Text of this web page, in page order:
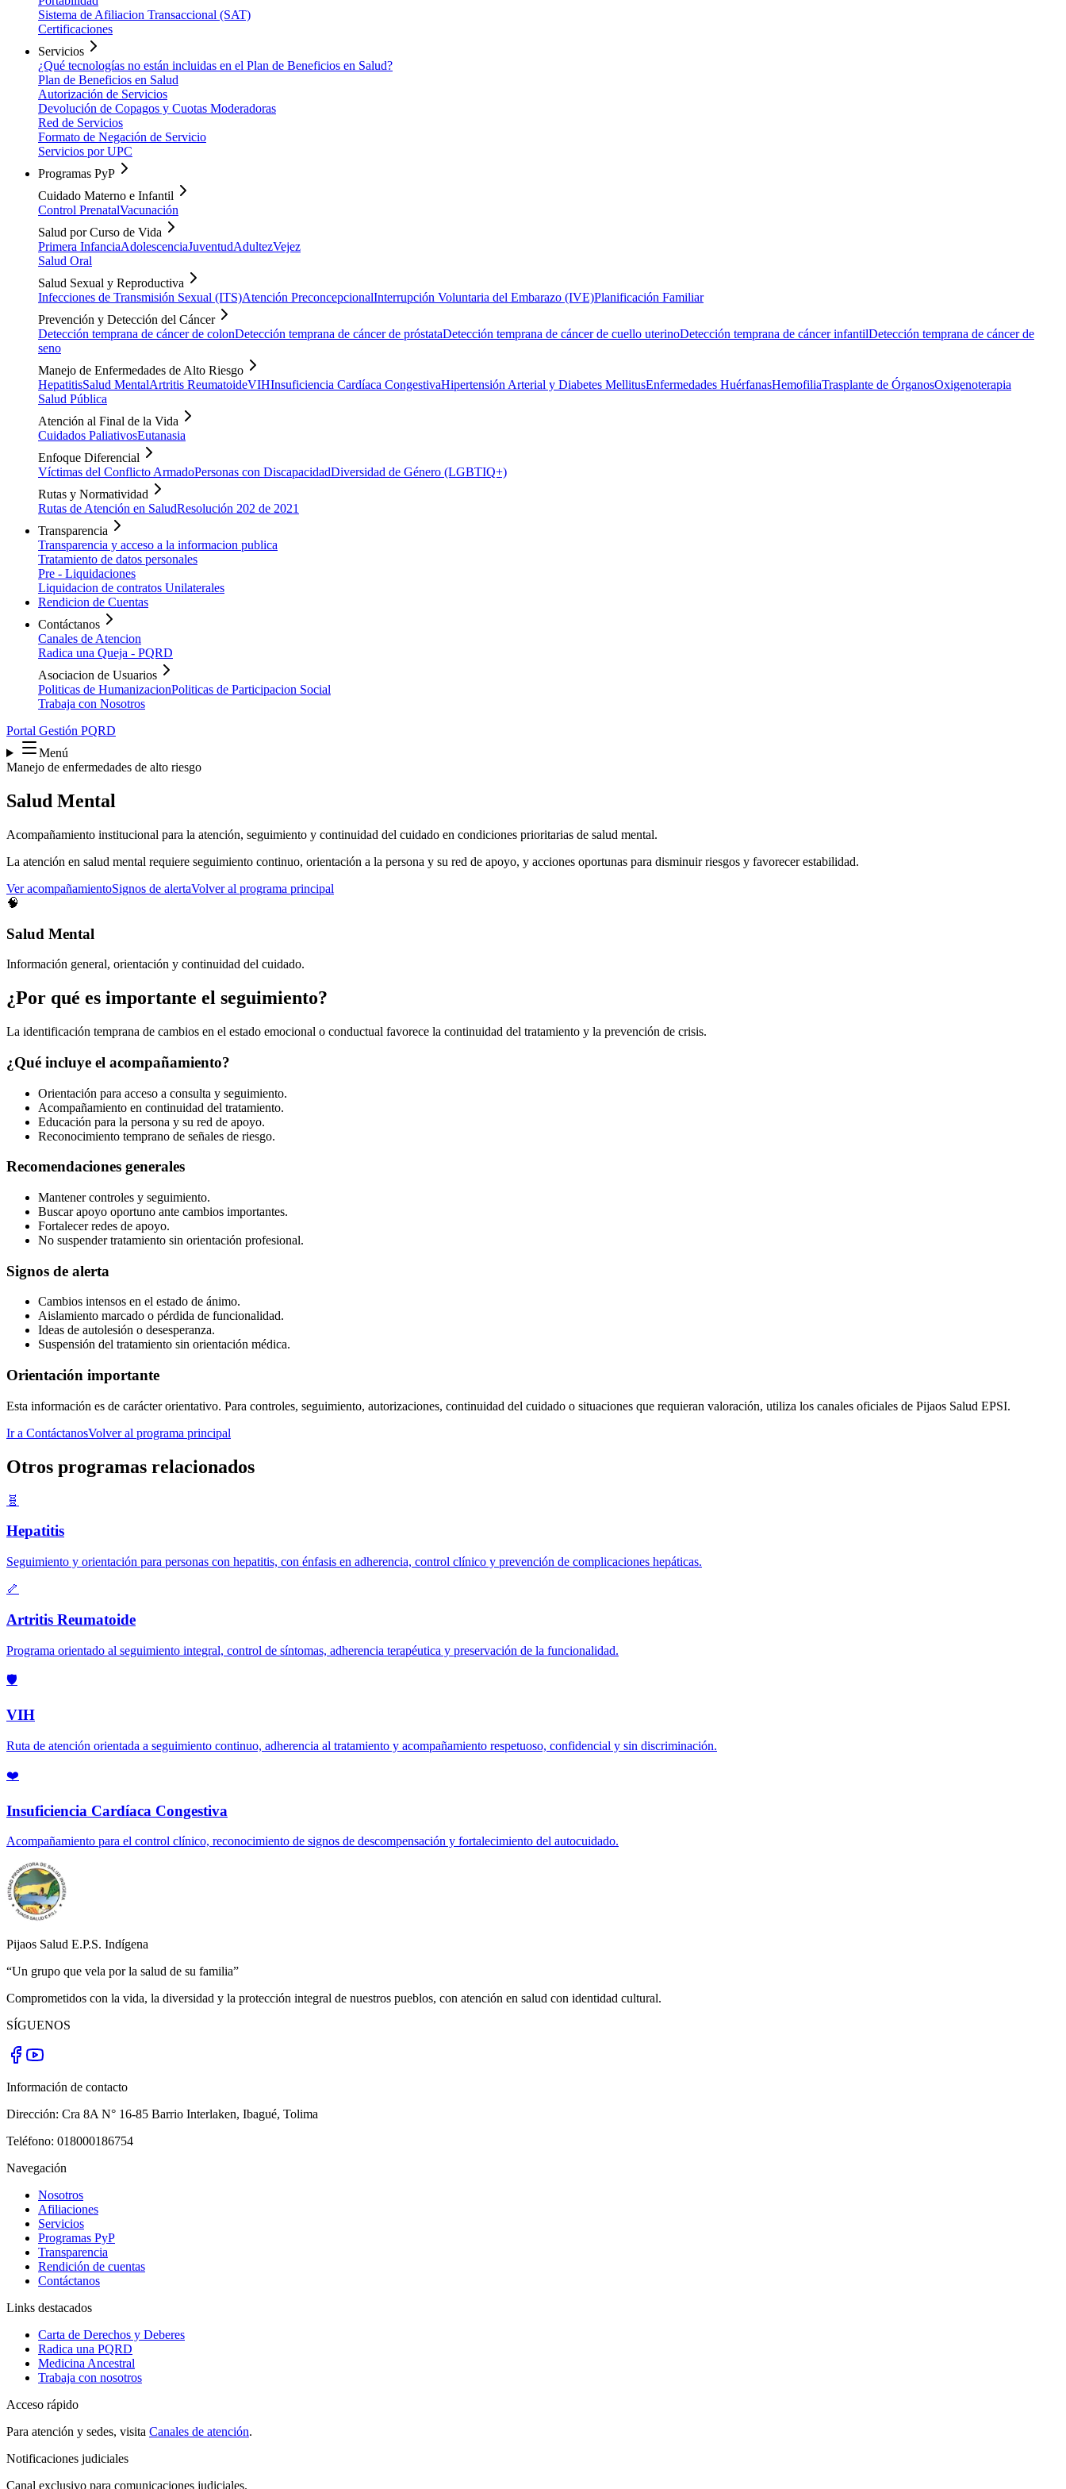
Sistema de Afiliacion Transaccional (SAT)
Certificaciones
Servicios
¿Qué tecnologías no están incluidas en el Plan de Beneficios en Salud?
Plan de Beneficios en Salud
Autorización de Servicios
Devolución de Copagos y Cuotas Moderadoras
Red de Servicios
Formato de Negación de Servicio
Servicios por UPC
Programas PyP
Cuidado Materno e Infantil
Control PrenatalVacunación
Salud por Curso de Vida
Primera InfanciaAdolescenciaJuventudAdultezVejez
Salud Oral
Salud Sexual y Reproductiva
Infecciones de Transmisión Sexual (ITS)Atención PreconcepcionalInterrupción Voluntaria del Embarazo (IVE)Planificación Familiar
Prevención y Detección del Cáncer
Detección temprana de cáncer de colonDetección temprana de cáncer de próstataDetección temprana de cáncer de cuello uterinoDetección temprana de cáncer infantilDetección temprana de cáncer de
seno
Manejo de Enfermedades de Alto Riesgo
HepatitisSalud MentalArtritis ReumatoideVIHInsuficiencia Cardíaca CongestivaHipertensión Arterial y Diabetes MellitusEnfermedades HuérfanasHemofiliaTrasplante de ÓrganosOxigenoterapia
Salud Pública
Atención al Final de la Vida
Cuidados PaliativosEutanasia
Enfoque Diferencial
Víctimas del Conflicto ArmadoPersonas con DiscapacidadDiversidad de Género (LGBTIQ+)
Rutas y Normatividad
Rutas de Atención en SaludResolución 202 de 2021
Transparencia
Transparencia y acceso a la informacion publica
Tratamiento de datos personales
Pre - Liquidaciones
Liquidacion de contratos Unilaterales
Rendicion de Cuentas
Contáctanos
Canales de Atencion
Radica una Queja - PQRD
Asociacion de Usuarios
Politicas de HumanizacionPoliticas de Participacion Social
Trabaja con Nosotros
Portal Gestión PQRD
Menú
Manejo de enfermedades de alto riesgo
Salud Mental
Acompañamiento institucional para la atención, seguimiento y continuidad del cuidado en condiciones prioritarias de salud mental.
La atención en salud mental requiere seguimiento continuo, orientación a la persona y su red de apoyo, y acciones oportunas para disminuir riesgos y favorecer estabilidad.
Ver acompañamientoSignos de alertaVolver al programa principal
🧠
Salud Mental
Información general, orientación y continuidad del cuidado.
¿Por qué es importante el seguimiento?
La identificación temprana de cambios en el estado emocional o conductual favorece la continuidad del tratamiento y la prevención de crisis.
¿Qué incluye el acompañamiento?
Orientación para acceso a consulta y seguimiento.
Acompañamiento en continuidad del tratamiento.
Educación para la persona y su red de apoyo.
Reconocimiento temprano de señales de riesgo.
Recomendaciones generales
Mantener controles y seguimiento.
Buscar apoyo oportuno ante cambios importantes.
Fortalecer redes de apoyo.
No suspender tratamiento sin orientación profesional.
Signos de alerta
Cambios intensos en el estado de ánimo.
Aislamiento marcado o pérdida de funcionalidad.
Ideas de autolesión o desesperanza.
Suspensión del tratamiento sin orientación médica.
Orientación importante
Esta información es de carácter orientativo. Para controles, seguimiento, autorizaciones, continuidad del cuidado o situaciones que requieran valoración, utiliza los canales oficiales de Pijaos Salud EPSI.
Ir a ContáctanosVolver al programa principal
Otros programas relacionados
🧬
Hepatitis
Seguimiento y orientación para personas con hepatitis, con énfasis en adherencia, control clínico y prevención de complicaciones hepáticas.
🦴
Artritis Reumatoide
Programa orientado al seguimiento integral, control de síntomas, adherencia terapéutica y preservación de la funcionalidad.
🛡️
VIH
Ruta de atención orientada a seguimiento continuo, adherencia al tratamiento y acompañamiento respetuoso, confidencial y sin discriminación.
❤️
Insuficiencia Cardíaca Congestiva
Acompañamiento para el control clínico, reconocimiento de signos de descompensación y fortalecimiento del autocuidado.
Pijaos Salud E.P.S. Indígena
“Un grupo que vela por la salud de su familia”
Comprometidos con la vida, la diversidad y la protección integral de nuestros pueblos, con atención en salud con identidad cultural.
SÍGUENOS
Información de contacto
Dirección: Cra 8A N° 16-85 Barrio Interlaken, Ibagué, Tolima
Teléfono: 018000186754
Navegación
Nosotros
Afiliaciones
Servicios
Programas PyP
Transparencia
Rendición de cuentas
Contáctanos
Links destacados
Carta de Derechos y Deberes
Radica una PQRD
Medicina Ancestral
Trabaja con nosotros
Acceso rápido
Para atención y sedes, visita Canales de atención.
Notificaciones judiciales
Canal exclusivo para comunicaciones judiciales.